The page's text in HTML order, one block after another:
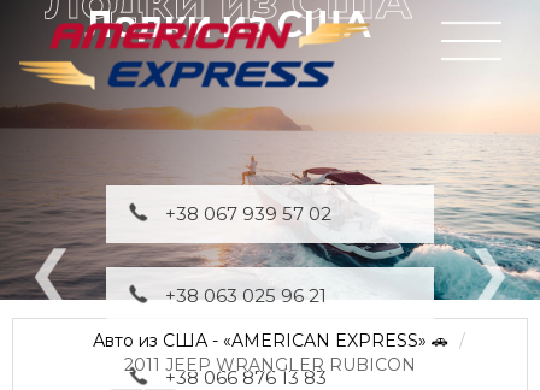
Лодки из США
+38 067 939 57 02
+38 063 025 96 21
+38 066 876 13 83
Авто из США - «AMERICAN EXPRESS» 🚗
2011 JEEP WRANGLER RUBICON